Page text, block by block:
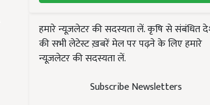
हमारे न्यूज़लेटर की सदस्यता लें. कृषि से संबंधित
की सभी लेटेस्ट ख़बरें मेल पर पढ़ने के लिए हमारे
न्यूज़लेटर की सदस्यता लें.
Subscribe Newsletters